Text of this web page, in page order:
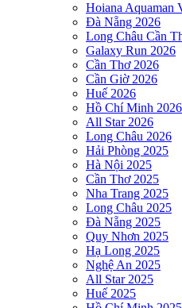
Hoiana Aquaman
Đà Nẵng 2026
Long Châu Cần
Galaxy Run 2026
Cần Thơ 2026
Cần Giờ 2026
Huế 2026
Hồ Chí Minh 2026
All Star 2026
Long Châu 2026
Hải Phòng 2025
Hà Nội 2025
Cần Thơ 2025
Nha Trang 2025
Long Châu 2025
Đà Nẵng 2025
Quy Nhơn 2025
Hạ Long 2025
Nghệ An 2025
All Star 2025
Huế 2025